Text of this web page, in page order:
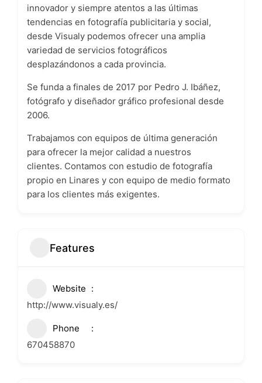
innovador y siempre atentos a las últimas
tendencias en fotografía publicitaria y social,
desde Visualy podemos ofrecer una amplia
variedad de servicios fotográficos
desplazándonos a cada provincia.
Se funda a finales de 2017 por Pedro J. Ibáñez,
fotógrafo y diseñador gráfico profesional desde
2006.
Trabajamos con equipos de última generación
para ofrecer la mejor calidad a nuestros
clientes. Contamos con estudio de fotografía
propio en Linares y con equipo de medio formato
para los clientes más exigentes.
Features
Website
http://www.visualy.es/
Phone
670458870